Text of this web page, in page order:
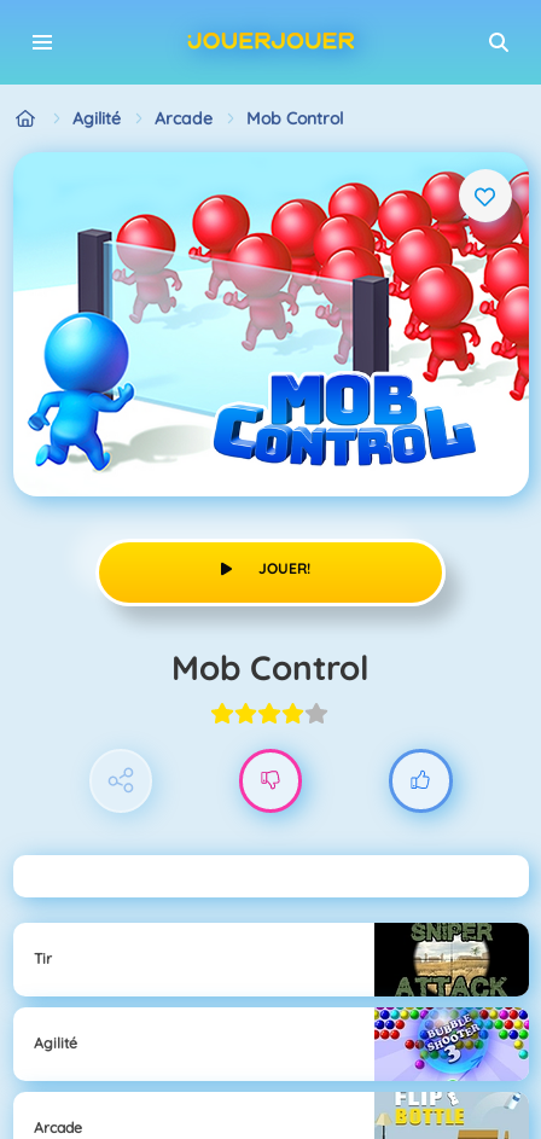
Agilité Arcade Mob Control
JOUER!
Mob Control
Tir
Agilité
Arcade